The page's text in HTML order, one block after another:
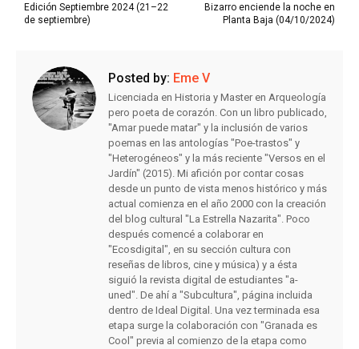
Bizarro enciende la noche en
Planta Baja (04/10/2024)
Edición Septiembre 2024 (21–22
de septiembre)
Posted by: Eme V
Licenciada en Historia y Master en Arqueología
pero poeta de corazón. Con un libro publicado,
"Amar puede matar" y la inclusión de varios
poemas en las antologías "Poe-trastos" y
"Heterogéneos" y la más reciente "Versos en el
Jardín" (2015). Mi afición por contar cosas
desde un punto de vista menos histórico y más
actual comienza en el año 2000 con la creación
del blog cultural "La Estrella Nazarita". Poco
después comencé a colaborar en
"Ecosdigital", en su sección cultura con
reseñas de libros, cine y música) y a ésta
siguió la revista digital de estudiantes "a-
uned". De ahí a "Subcultura", página incluida
dentro de Ideal Digital. Una vez terminada esa
etapa surge la colaboración con "Granada es
Cool" previa al comienzo de la etapa como